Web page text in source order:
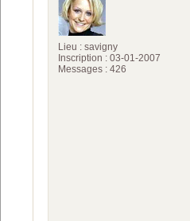
Lieu : savigny
Inscription : 03-01-2007
Messages : 426